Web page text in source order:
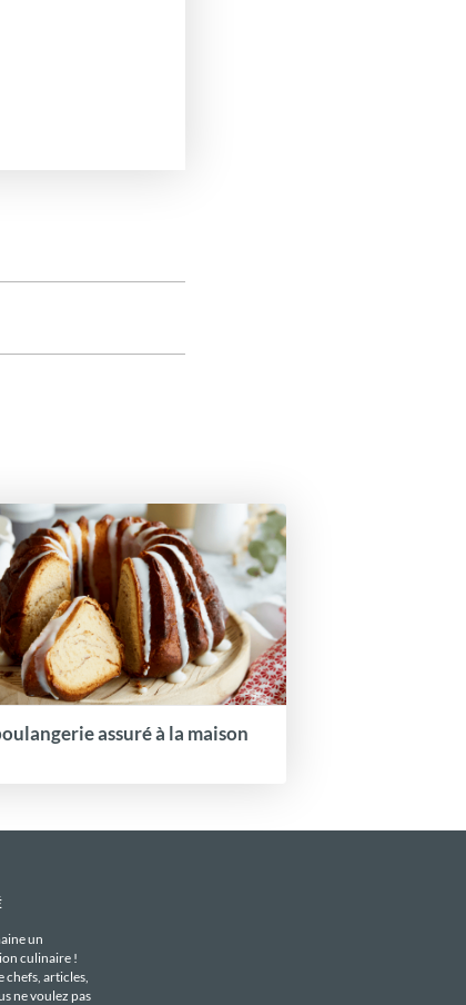
assuré à la maison
un
culinaire !
chefs, articles,
ne voulez pas